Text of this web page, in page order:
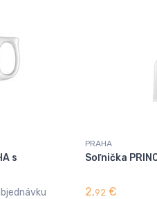
s
PRAHA
Soľnička
2,92 €